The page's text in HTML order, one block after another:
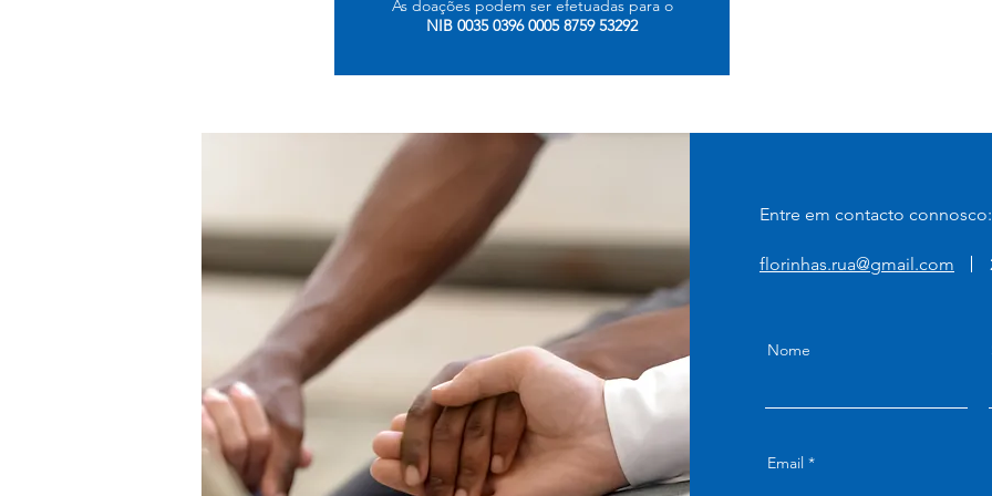
As doações podem ser efetuadas para o
NIB 0035 0396 0005 8759 53292
Entre em contacto connosco:
florinhas.rua@gmail.com
Nome
Email